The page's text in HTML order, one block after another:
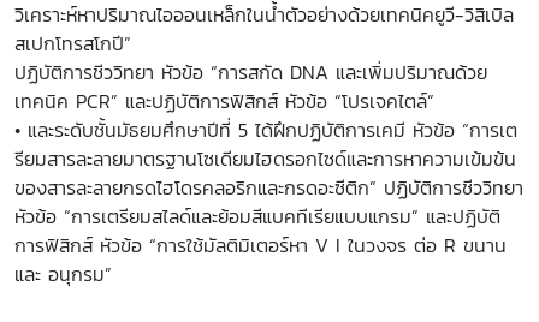
วิเคราะห์หาปริมาณไอออนเหล็กในน้ำตัวอย่างด้วยเทคนิคยูวี-วิสิเบิล
สเปกโทรสโกปี”
ปฏิบัติการชีววิทยา หัวข้อ “การสกัด DNA และเพิ่มปริมาณด้วย
เทคนิค PCR” และปฏิบัติการฟิสิกส์ หัวข้อ “โปรเจคไตล์”
• และระดับชั้นมัธยมศึกษาปีที่ 5 ได้ฝึกปฏิบัติการเคมี หัวข้อ “การเต
รียมสารละลายมาตรฐานโซเดียมไฮดรอกไซด์และการหาความเข้มข้น
ของสารละลายกรดไฮโดรคลอริกและกรดอะซีติก” ปฏิบัติการชีววิทยา
หัวข้อ “การเตรียมสไลด์และย้อมสีแบคทีเรียแบบแกรม” และปฏิบัติ
การฟิสิกส์ หัวข้อ “การใช้มัลติมิเตอร์หา V I ในวงจร ต่อ R ขนาน
และ อนุกรม”